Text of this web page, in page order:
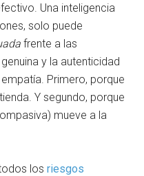
Una inteligencia
solo puede
frente a las
y la autenticidad
Primero, porque
Y segundo, porque
mueve a la
losriesgos